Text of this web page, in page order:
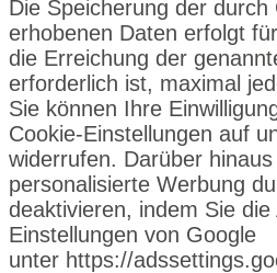
Die Speicherung der durch
erhobenen Daten erfolgt
die Erreichung der
erforderlich ist, maximal
Sie können Ihre
Cookie-Einstellungen auf
widerrufen. Darüber
personalisierte Werbung
deaktivieren, indem Sie die
Einstellungen von Google
unter https://